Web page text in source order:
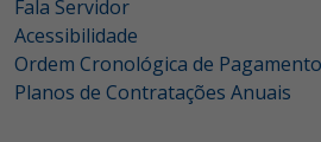
Fala Servidor
Acessibilidade
Ordem Cronológica de
Planos de Contratações Anuais